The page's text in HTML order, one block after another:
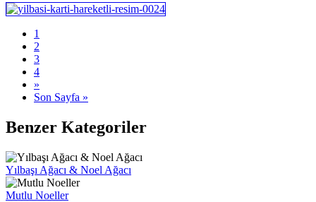
1
2
3
4
»
Son Sayfa »
Benzer Kategoriler
Yılbaşı Ağacı & Noel Ağacı
Mutlu Noeller